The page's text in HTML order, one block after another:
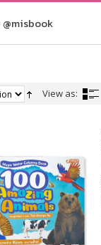
@misbook
View as: